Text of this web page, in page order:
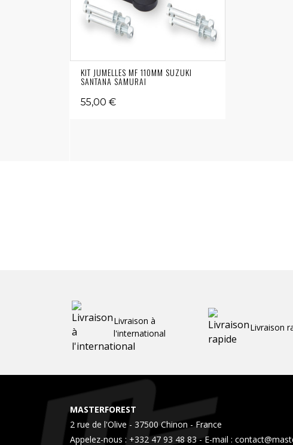
KIT JUMELLES MF 110MM SUZUKI
SANTANA SAMURAI
55,00 €
Livraison à
l'international
Livraison
MASTERFOREST
2 rue de l'Olive - 37500 Chinon - France
Appelez-nous : +332 47 93 48 83- E-mail :